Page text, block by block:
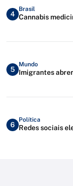
4
Brasil
Cannabis
5
Mundo
Imigrantes
6
Política
Redes sociais